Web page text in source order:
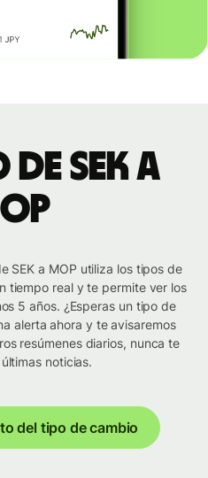
SEK a
SEK a MOP utiliza los tipos de
tiempo real y te permite ver los
5 años. ¿Esperas un tipo de
alerta ahora y te avisaremos
resúmenes diarios, nunca te
noticias.
del tipo de cambio